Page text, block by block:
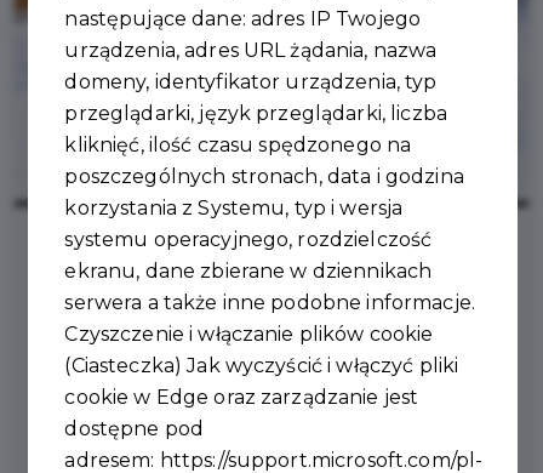
2025-03-06
ZMIANY W PLANOWANIU
PRZESTRZENNYM –
RUSZAJĄ PRACE NAD
następujące dane: adres IP Twojego
urządzenia, adres URL żądania, nazwa
domeny, identyfikator urządzenia, typ
przeglądarki, język przeglądarki, liczba
kliknięć, ilość czasu spędzonego na
poszczególnych stronach, data i godzina
korzystania z Systemu, typ i wersja
systemu operacyjnego, rozdzielczość
ekranu, dane zbierane w dziennikach
serwera a także inne podobne informacje.
Czyszczenie i włączanie plików cookie
(Ciasteczka) Jak wyczyścić i włączyć pliki
cookie w Edge oraz zarządzanie jest
dostępne pod
adresem: https://support.microsoft.com/pl-